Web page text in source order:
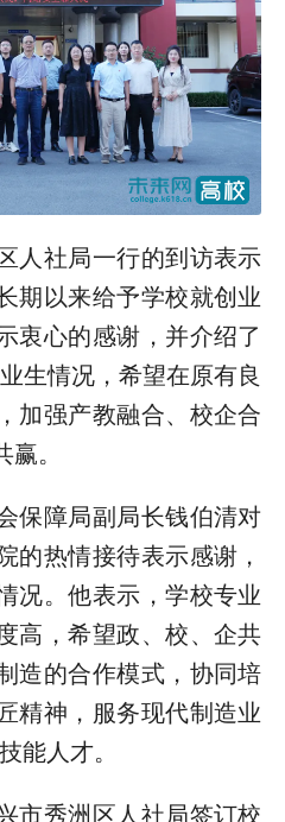
人社局一行的到访表示
期以来给予学校就创业
衷心的感谢，并介绍了
生情况，希望在原有良
加强产教融合、校企合
。
保障局副局长钱伯清对
的热情接待表示感谢，
况。他表示，学校专业
高，希望政、校、企共
造的合作模式，协同培
精神，服务现代制造业
能人才。
市秀洲区人社局签订校